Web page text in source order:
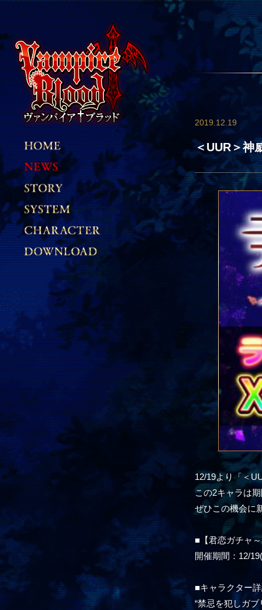
2019.12.19
＜UUR＞神
12/19より「＜
この2キャラは
ぜひこの機会に
■【君恋ガチャ
開催期間：12/
■キャラクター
“禁忌を犯しガ